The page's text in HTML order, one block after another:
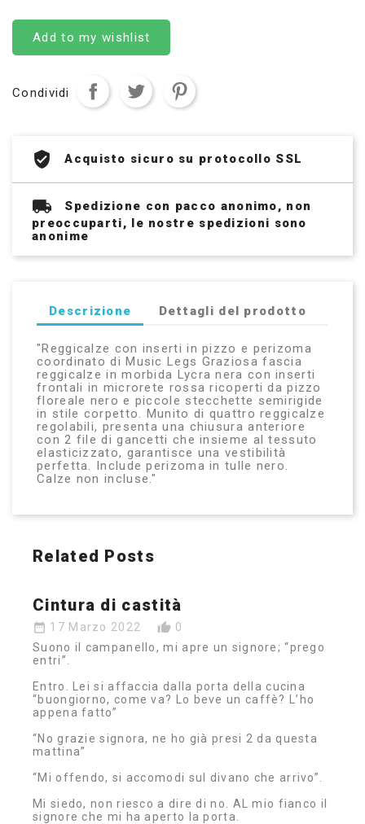
Add to my wishlist
Condividi
Acquisto sicuro su protocollo SSL
Spedizione con pacco anonimo, non
preoccuparti, le nostre spedizioni sono
anonime
Descrizione Dettagli del prodotto
"Reggicalze con inserti in pizzo e perizoma
coordinato di Music Legs Graziosa fascia
reggicalze in morbida Lycra nera con inserti
frontali in microrete rossa ricoperti da pizzo
floreale nero e piccole stecchette semirigide
in stile corpetto. Munito di quattro reggicalze
regolabili, presenta una chiusura anteriore
con 2 file di gancetti che insieme al tessuto
elasticizzato, garantisce una vestibilità
perfetta. Include perizoma in tulle nero.
Calze non incluse."
Related Posts
Cintura di castità
date_range 17 Marzo 2022 thumb_up_alt
0
Suono il campanello, mi apre un signore; “prego
entri”.
Entro. Lei si affaccia dalla porta della cucina
“buongiorno, come va? Lo beve un caffè? L’ho
appena fatto”
“No grazie signora, ne ho già presi 2 da questa
mattina”
“Mi offendo, si accomodi sul divano che arrivo”.
Mi siedo, non riesco a dire di no. AL mio fianco il
signore che mi ha aperto la porta.